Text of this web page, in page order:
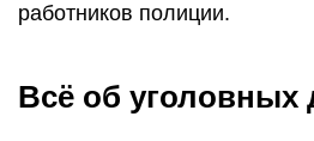
работников полиции.
Всё об уголовных